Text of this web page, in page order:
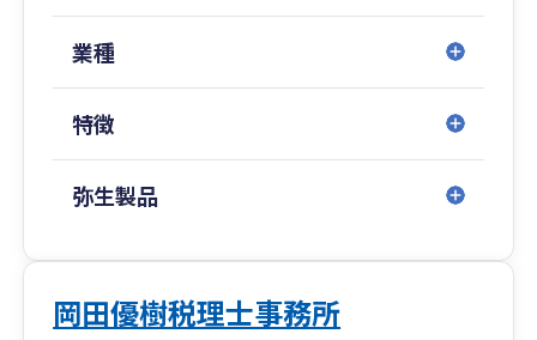
業種
特徴
弥生製品
岡田優樹税理士事務所